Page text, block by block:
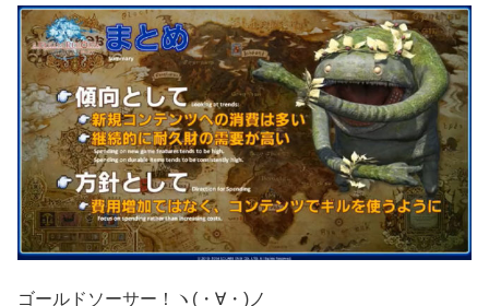
ゴールドソーサー！ヽ(・∀・)ノ